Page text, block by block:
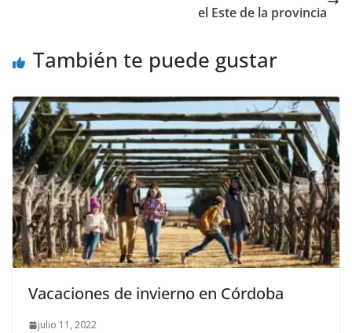
el Este de la provincia
También te puede gustar
Vacaciones de invierno en Córdoba
julio 11, 2022